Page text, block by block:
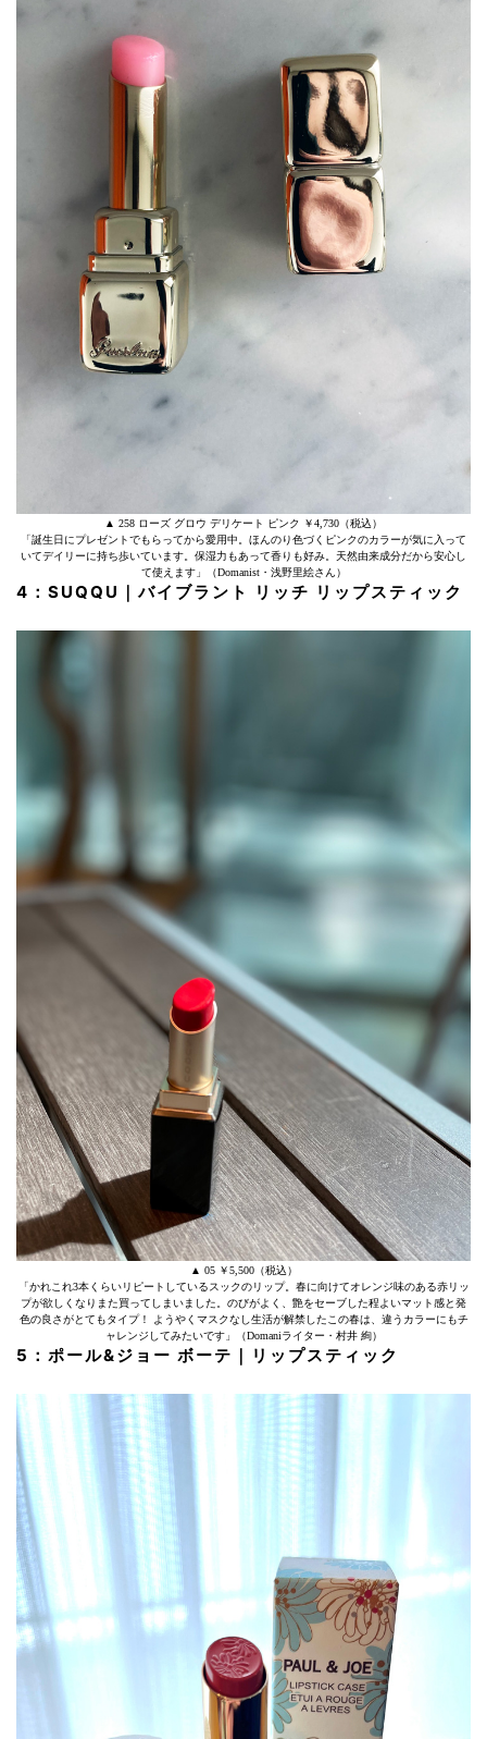
▲ 258 ローズ グロウ デリケート ピンク ￥4,730（税込）
「誕生日にプレゼントでもらってから愛用中。ほんのり色づくピンクのカラーが気に入って
いてデイリーに持ち歩いています。保湿力もあって香りも好み。天然由来成分だから安心し
て使えます」（Domanist・浅野里絵さん）
4：SUQQU｜バイブラント リッチ リップスティック
▲ 05 ￥5,500（税込）
「かれこれ3本くらいリピートしているスックのリップ。春に向けてオレンジ味のある赤リッ
プが欲しくなりまた買ってしまいました。のびがよく、艶をセーブした程よいマット感と発
色の良さがとてもタイプ！ ようやくマスクなし生活が解禁したこの春は、違うカラーにもチ
ャレンジしてみたいです」（Domaniライター・村井 絢）
5：ポール&ジョー ボーテ｜リップスティック